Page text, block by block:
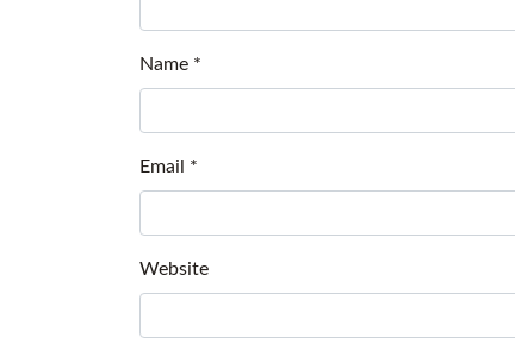
Name *
Email *
Website